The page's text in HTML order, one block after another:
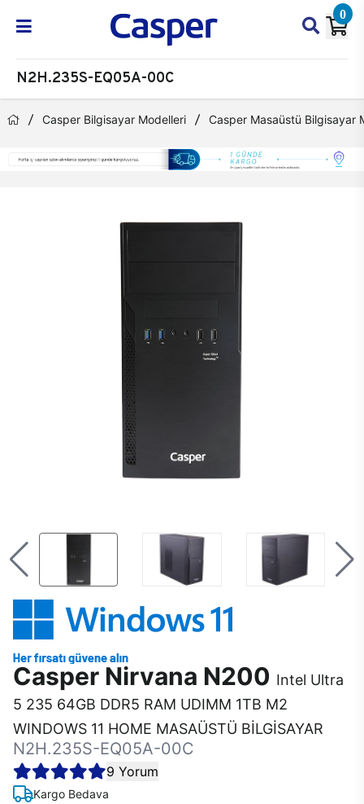
0
N2H.235S-EQ05A-00C
Casper Bilgisayar Modelleri Casper Masaüstü Bilgisayar
Casper Nirvana N200 Intel Ultra
5 235 64GB DDR5 RAM UDIMM 1TB M2
WINDOWS 11 HOME MASAÜSTÜ BİLGİSAYAR
N2H.235S-EQ05A-00C
9 Yorum
Kargo Bedava